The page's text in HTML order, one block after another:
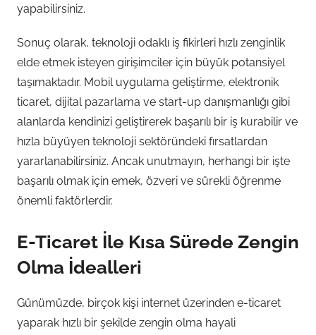
yapabilirsiniz.
Sonuç olarak, teknoloji odaklı iş fikirleri hızlı zenginlik
elde etmek isteyen girişimciler için büyük potansiyel
taşımaktadır. Mobil uygulama geliştirme, elektronik
ticaret, dijital pazarlama ve start-up danışmanlığı gibi
alanlarda kendinizi geliştirerek başarılı bir iş kurabilir ve
hızla büyüyen teknoloji sektöründeki fırsatlardan
yararlanabilirsiniz. Ancak unutmayın, herhangi bir işte
başarılı olmak için emek, özveri ve sürekli öğrenme
önemli faktörlerdir.
E-Ticaret İle Kısa Sürede Zengin
Olma İdealleri
Günümüzde, birçok kişi internet üzerinden e-ticaret
yaparak hızlı bir şekilde zengin olma hayali